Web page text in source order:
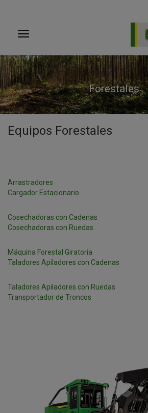
principal
Forestales
Equipos Forestales
Arrastradores
Cargador Estacionario
Cosechadoras con Cadenas
Cosechadoras con Ruedas
Máquina Forestal Giratoria
Taladores Apiladores con Cadenas
Taladores Apiladores con Ruedas
Transportador de Troncos